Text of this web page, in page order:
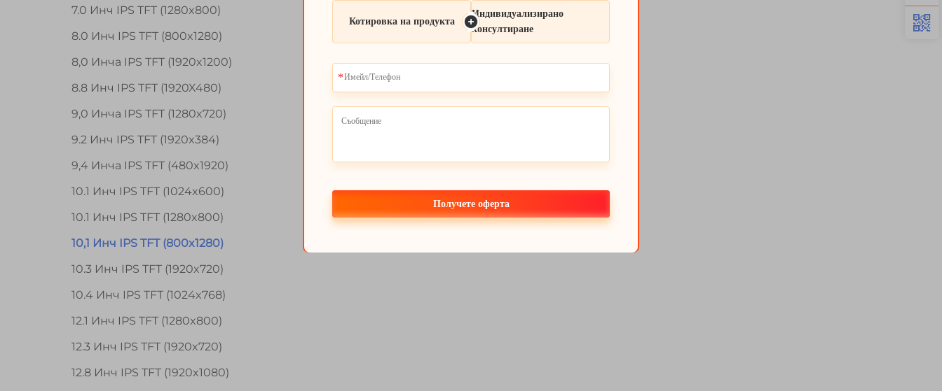
7.0 Инч IPS TFT (1280x800)
8.0 Инч IPS TFT (800x1280)
8,0 Инча IPS TFT (1920x1200)
8.8 Инч IPS TFT (1920X480)
9,0 Инча IPS TFT (1280x720)
9.2 Инч IPS TFT (1920x384)
9,4 Инча IPS TFT (480x1920)
10.1 Инч IPS TFT (1024x600)
10.1 Инч IPS TFT (1280x800)
10,1 Инч IPS TFT (800x1280)
10.3 Инч IPS TFT (1920x720)
10.4 Инч IPS TFT (1024x768)
12.1 Инч IPS TFT (1280x800)
12.3 Инч IPS TFT (1920x720)
12.8 Инч IPS TFT (1920x1080)
Котировка на продукта
Индивидуализирано
консултиране
Получете оферта